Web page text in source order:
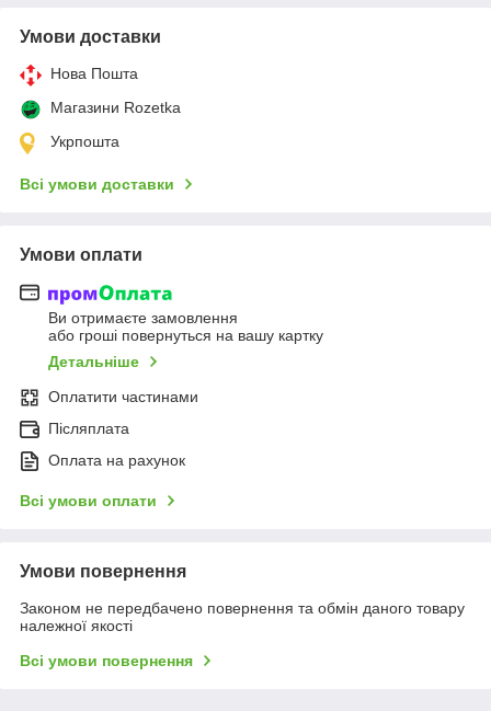
Умови доставки
Нова Пошта
Магазини Rozetka
Укрпошта
Всі умови доставки
Умови оплати
Ви отримаєте замовлення
або гроші повернуться на вашу картку
Детальніше
Оплатити частинами
Післяплата
Оплата на рахунок
Всі умови оплати
Умови повернення
Законом не передбачено повернення та обмін даного товару
належної якості
Всі умови повернення